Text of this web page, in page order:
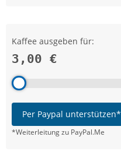
Kaffee ausgeben für:
3,00 €
Per Paypal unterstützen*
*Weiterleitung zu PayPal.Me